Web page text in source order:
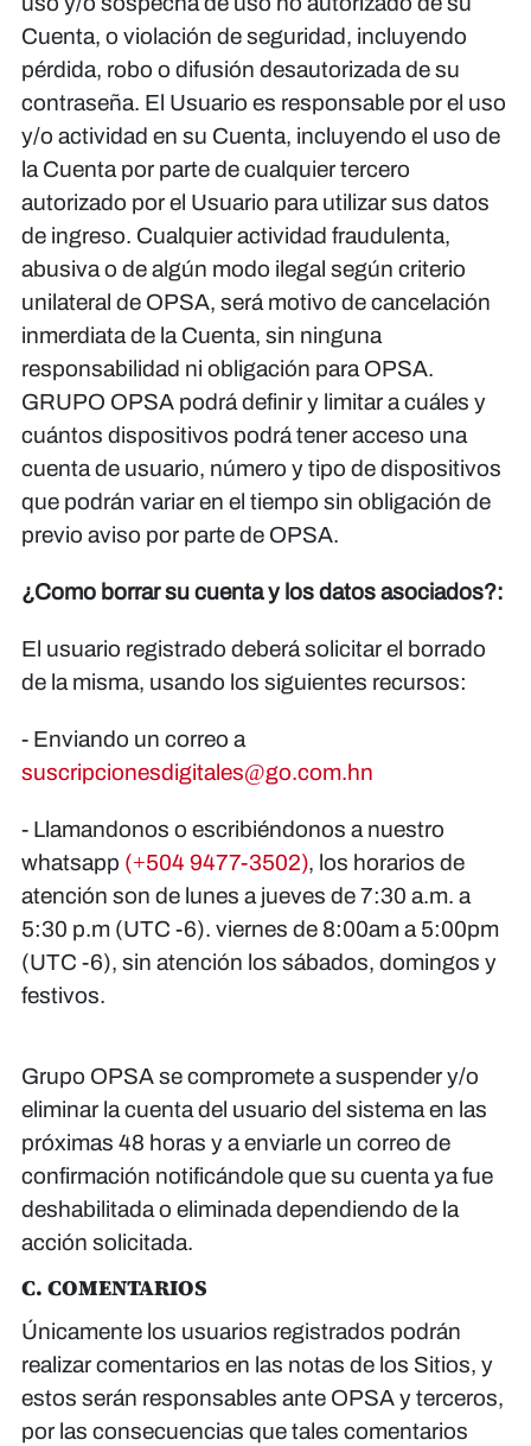
Cuenta, o violación de seguridad, incluyendo
pérdida, robo o difusión desautorizada de su
contraseña. El Usuario es responsable por el uso
y/o actividad en su Cuenta, incluyendo el uso de
la Cuenta por parte de cualquier tercero
autorizado por el Usuario para utilizar sus datos
de ingreso. Cualquier actividad fraudulenta,
abusiva o de algún modo ilegal según criterio
unilateral de OPSA, será motivo de cancelación
inmerdiata de la Cuenta, sin ninguna
responsabilidad ni obligación para OPSA.
GRUPO OPSA podrá definir y limitar a cuáles y
cuántos dispositivos podrá tener acceso una
cuenta de usuario, número y tipo de dispositivos
que podrán variar en el tiempo sin obligación de
previo aviso por parte de OPSA.
¿Como borrar su cuenta y los datos asociados?:
El usuario registrado deberá solicitar el borrado
de la misma, usando los siguientes recursos:
- Enviando un correo a
suscripcionesdigitales@go.com.hn
- Llamandonos o escribiéndonos a nuestro
whatsapp (+504 9477-3502), los horarios de
atención son de lunes a jueves de 7:30 a.m. a
5:30 p.m (UTC -6). viernes de 8:00am a 5:00pm
(UTC -6), sin atención los sábados, domingos y
festivos.
Grupo OPSA se compromete a suspender y/o
eliminar la cuenta del usuario del sistema en las
próximas 48 horas y a enviarle un correo de
confirmación notificándole que su cuenta ya fue
deshabilitada o eliminada dependiendo de la
acción solicitada.
C. COMENTARIOS
Únicamente los usuarios registrados podrán
realizar comentarios en las notas de los Sitios, y
estos serán responsables ante OPSA y terceros,
por las consecuencias que tales comentarios